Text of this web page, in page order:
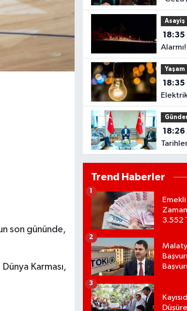
son gününde,
Karması,
Sakın
Asayiş
18:35
Yaşam
18:35
18:26
Çevre
Trend Haberler
Emekli
3.552
1
2
3